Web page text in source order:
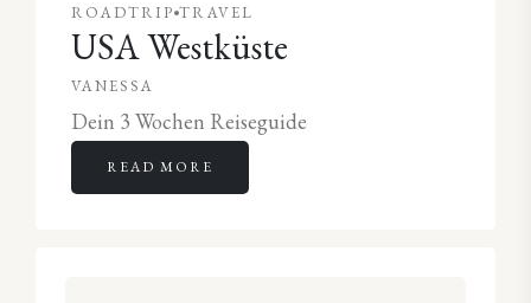
ROADTRIP TRAVEL
USA Westküste
VANESSA
Dein 3 Wochen Reiseguide
READ MORE